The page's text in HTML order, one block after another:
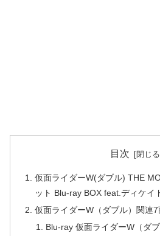
目次
仮面ライダーW(ダブル) THE
ット Blu-ray BOX feat.ディケイ
仮面ライダーW（ダブル）関連7
Blu-ray 仮面ライダーW（ダ